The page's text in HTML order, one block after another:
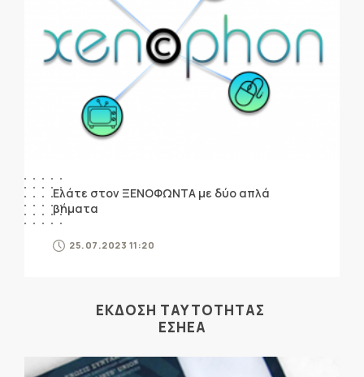
Ελάτε στον ΞΕΝΟΦΩΝΤΑ με δύο απλά
βήματα
25.07.2023 11:20
ΕΚΔΟΣΗ ΤΑΥΤΟΤΗΤΑΣ
ΕΣΗΕΑ